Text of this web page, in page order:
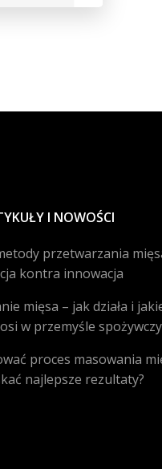
I NOWOŚCI
przetwarzania
kontra innowacja
mięsa – jak działa i
w przemyśle
proces masowania
najlepsze rezultaty?